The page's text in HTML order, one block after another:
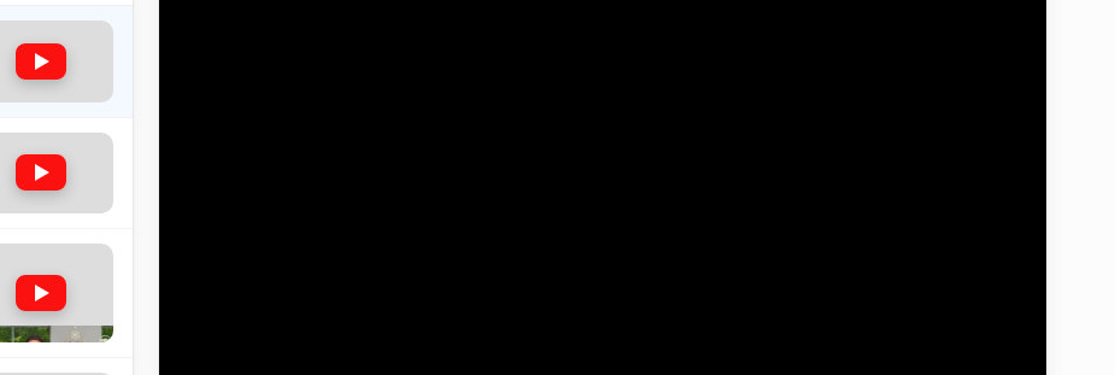
إعلان هامّ بخصوص الرسائل المرسلة إلى حضرة امير المؤمنين أيده الله والمكتب العربي >> المزيد